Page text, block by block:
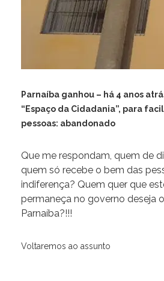
Parnaíba ganhou – há 4 anos
“Espaço da Cidadania”, para
pessoas: abandonado
Que me respondam, quem de
quem só recebe o bem das
indiferença? Quem quer que
permaneça no governo deseja
Parnaíba?!!!
Voltaremos ao assunto